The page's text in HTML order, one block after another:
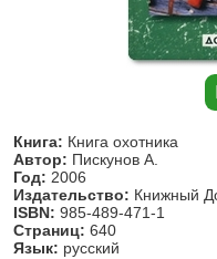
Книга: Книга охотника
Автор: Пискунов А.
Год: 2006
Издательство: Книжный
ISBN: 985-489-471-1
Страниц: 640
Язык: русский